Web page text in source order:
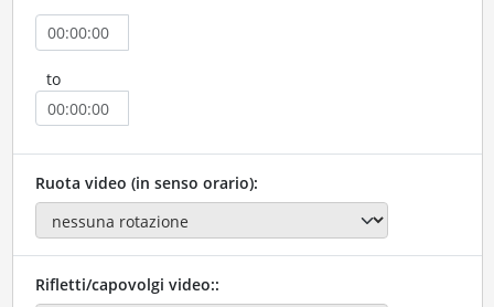
to
Ruota video (in senso orario):
Rifletti/capovolgi video::